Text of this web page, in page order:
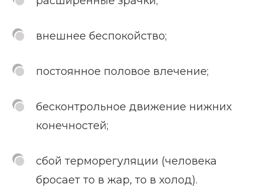
внешнее беспокойство;
постоянное половое влечение;
бесконтрольное движение нижних
конечностей;
сбой терморегуляции (человека
бросает то в жар, то в холод).